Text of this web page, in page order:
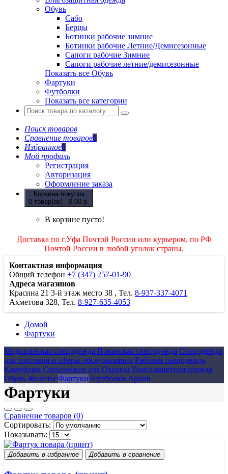
Обувь
Сабо
Берцы
Ботинки рабочие зимние
Ботинки рабочие Летние/Демисезонные
Сапоги рабочие Зимние
Сапоги рабочие летние/демисезонные
Показать все Обувь
Фартуки
Футболки
Показать все категории
Поиск товаров
Сравнение товаров0
Избранное0
Мой профиль
Регистрация
Авторизация
Оформление заказа
Корзина покупок
0 товар(ов) - 0.00 р.
В корзине пусто!
Доставка по г.Уфа Почтой России или курьером, по РФ
Почтой России в любой уголок страны.
Контактная информация
Общий телефон +7 (347) 257-01-90
Адреса магазинов
Красина 21 3-й этаж место 38 , Тел. 8-937-337-4071
Ахметова 328, Тел. 8-927-635-4053
Домой
Фартуки
Медицинская спецодежда Поварская спецодежда Спецодежда
для торговли и сферы обслуживания Рабочая спецодежда
Камуфляж Спецодежда для Охраны Влагозащитная одежда
Обувь Жилеты Фартуки Футболки Архив
Фартуки
Сравнение товаров (0)
Сортировать:
Показывать:
Добавить в избранное Добавить в сравнение